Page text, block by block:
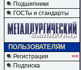
Подшипники
ГОСТы и стандарты
ПОЛЬЗОВАТЕЛЯМ
Регистрация
<<
Подписка